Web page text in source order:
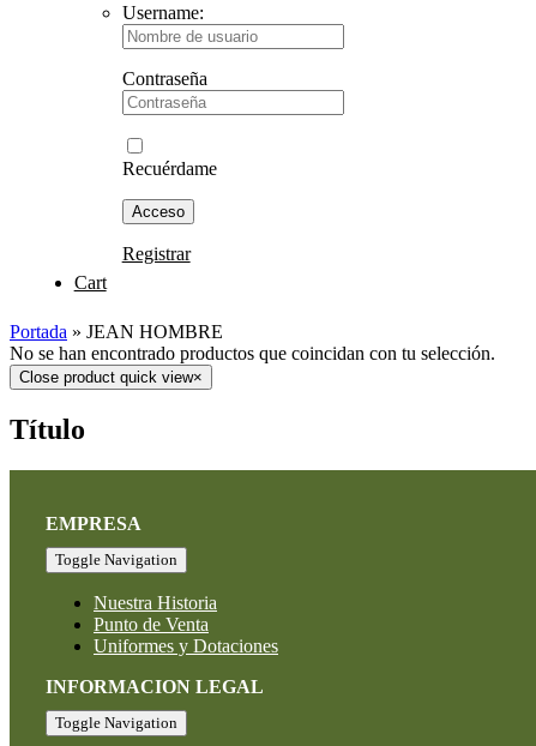
Username:
Contraseña
Recuérdame
Registrar
Cart
Portada » JEAN HOMBRE
No se han encontrado productos que coincidan con tu selección.
Close product quick view×
Título
EMPRESA
Toggle Navigation
Nuestra Historia
Punto de Venta
Uniformes y Dotaciones
INFORMACION LEGAL
Toggle Navigation